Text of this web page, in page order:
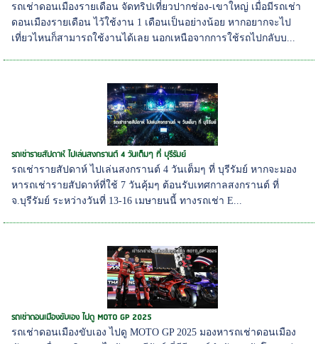
รถเช่าดอนเมืองรายเดือน จัดทริปเที่ยวปากช่อง-เขาใหญ่ เมื่อมีรถเช่า
ดอนเมืองรายเดือน ไว้ใช้งาน 1 เดือนเป็นอย่างน้อย หากอยากจะไป
เที่ยวไหนก็สามารถใช้งานได้เลย นอกเหนือจากการใช้รถไปกลับบ...
รถเช่ารายสัปดาห์ ไปเล่นสงกรานต์ 4 วันเต็มๆ ที่ บุรีรัมย์
รถเช่ารายสัปดาห์ ไปเล่นสงกรานต์ 4 วันเต็มๆ ที่ บุรีรัมย์ หากจะมอง
หารถเช่ารายสัปดาห์ที่ใช้ 7 วันคุ้มๆ ต้อนรับเทศกาลสงกรานต์ ที่
จ.บุรีรัมย์ ระหว่างวันที่ 13-16 เมษายนนี้ ทางรถเช่า E...
รถเช่าดอนเมืองขับเอง ไปดู MOTO GP 2025
รถเช่าดอนเมืองขับเอง ไปดู MOTO GP 2025 มองหารถเช่าดอนเมือง